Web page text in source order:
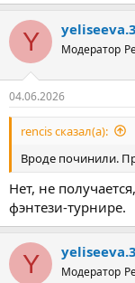
Y Модератор
04.06.2026
rencis сказал(а):
Вроде починили.
Нет, не
фэнтези-турнире.
Y Модератор